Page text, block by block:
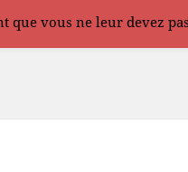
que vous ne leur devez